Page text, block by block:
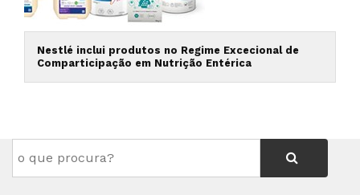
Nestlé inclui produtos no Regime Excecional de
Comparticipação em Nutrição Entérica